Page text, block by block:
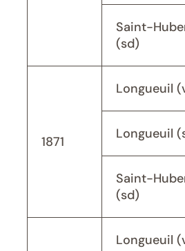
Saint-
(sd)
1871
Longueuil
Longueuil
Saint-
(sd)
Longueuil